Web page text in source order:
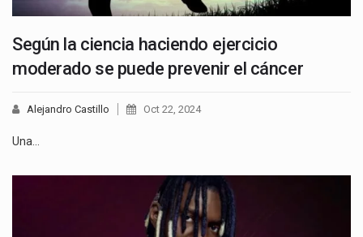
Según la ciencia haciendo ejercicio
moderado se puede prevenir el cáncer
Alejandro Castillo Oct 22, 2024
Una…